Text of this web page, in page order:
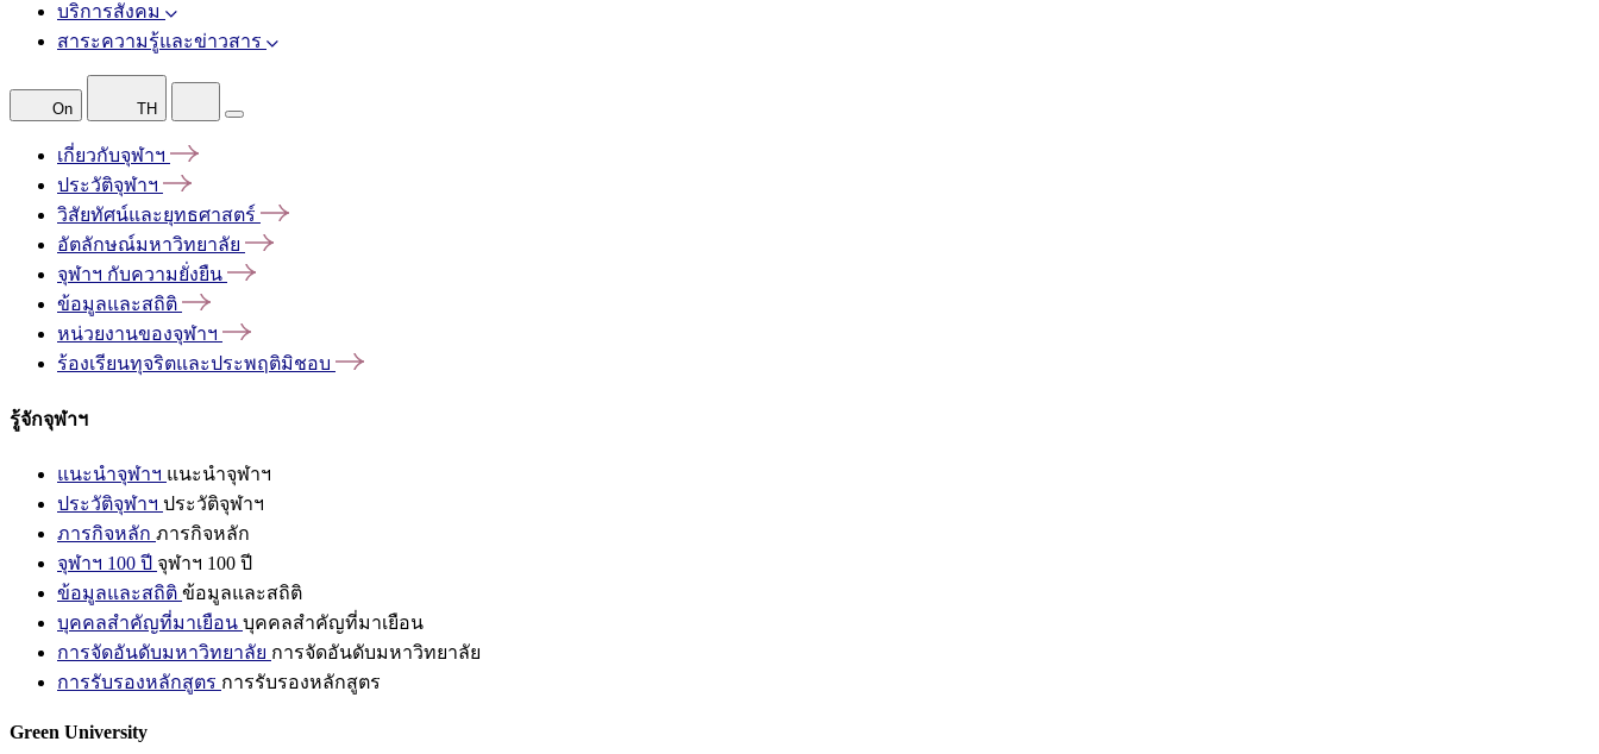
บริการสังคม
สาระความรู้และข่าวสาร
On TH
เกี่ยวกับจุฬาฯ
ประวัติจุฬาฯ
วิสัยทัศน์และยุทธศาสตร์
อัตลักษณ์มหาวิทยาลัย
จุฬาฯ กับความยั่งยืน
ข้อมูลและสถิติ
หน่วยงานของจุฬาฯ
ร้องเรียนทุจริตและประพฤติมิชอบ
รู้จักจุฬาฯ
แนะนำจุฬาฯ แนะนำจุฬาฯ
ประวัติจุฬาฯ ประวัติจุฬาฯ
ภารกิจหลัก ภารกิจหลัก
จุฬาฯ 100 ปี จุฬาฯ 100 ปี
ข้อมูลและสถิติ ข้อมูลและสถิติ
บุคคลสำคัญที่มาเยือน บุคคลสำคัญที่มาเยือน
การจัดอันดับมหาวิทยาลัย การจัดอันดับมหาวิทยาลัย
การรับรองหลักสูตร การรับรองหลักสูตร
Green University